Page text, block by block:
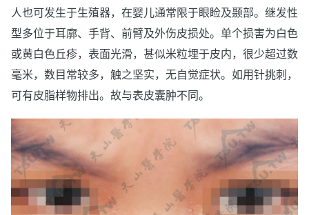
人也可发生于生殖器，在婴儿通常限于眼睑及颞部。继发性
型多位于耳廓、手背、前臂及外伤皮损处。单个损害为白色
或黄白色丘疹，表面光滑，甚似米粒埋于皮内，很少超过数
毫米，数目常较多，触之坚实，无自觉症状。如用针挑刺，
可有皮脂样物排出。故与表皮囊肿不同。